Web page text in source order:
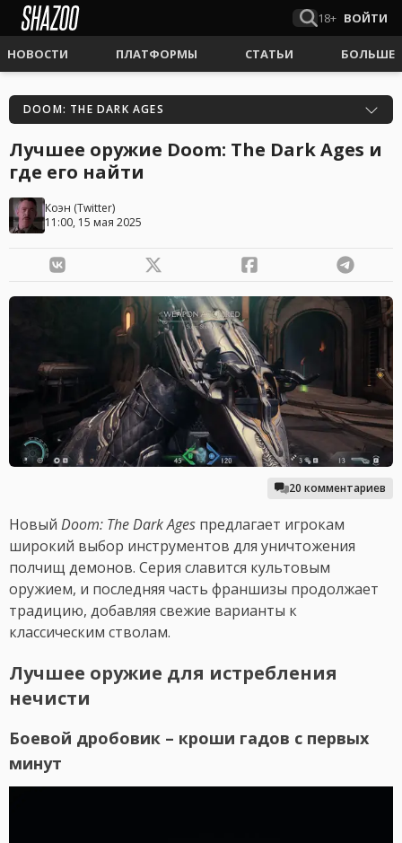
18+ ВОЙТИ
НОВОСТИ ПЛАТФОРМЫ СТАТЬИ БОЛЬШЕ
DOOM: THE DARK AGES
Лучшее оружие Doom: The Dark Ages и
где его найти
Коэн (Twitter)
11:00, 15 мая 2025
20 комментариев
Новый Doom: The Dark Ages предлагает игрокам
широкий выбор инструментов для уничтожения
полчищ демонов. Серия славится культовым
оружием, и последняя часть франшизы продолжает
традицию, добавляя свежие варианты к
классическим стволам.
Лучшее оружие для истребления
нечисти
Боевой дробовик – кроши гадов с первых
минут